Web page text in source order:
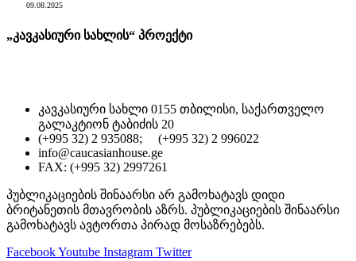
09.08.2025
„კავკასიური სახლის“ პროექტი
კავკასიური სახლი 0155 თბილისი, საქართველო
გალაკტიონ ტაბიძის 20
(+995 32) 2 935088; (+995 32) 2 996022
info@caucasianhouse.ge
FAX: (+995 32) 2997261
პუბლიკაციების შინაარსი არ გამოხატავს დიდი
ბრიტანეთის მთავრობის აზრს. პუბლიკაციების შინაარსი
გამოხატავს ავტორთა პირად მოსაზრებებს.
FacebookYoutube Instagram Twitter